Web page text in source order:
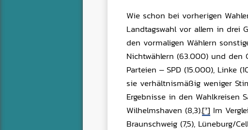
Wie schon bei vorherigen
Landtagswahl vor allem in drei
den vormaligen Wählern
Nichtwählern (63.000) und den
Parteien – SPD (15.000), Linke
sie verhältnismäßig weniger
Ergebnisse in den Wahlkreisen
Wilhelmshaven (8,3).[7] Im
Braunschweig (7,5), Lüneburg/